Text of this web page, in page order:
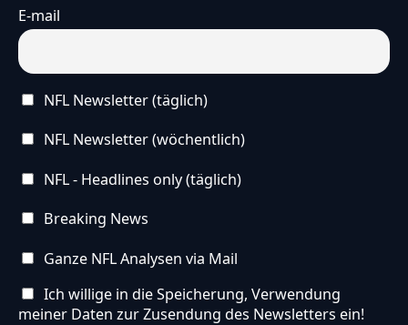
E-mail
NFL Newsletter (täglich)
NFL Newsletter (wöchentlich)
NFL - Headlines only (täglich)
Breaking News
Ganze NFL Analysen via Mail
Ich willige in die Speicherung, Verwendung
meiner Daten zur Zusendung des Newsletters ein!